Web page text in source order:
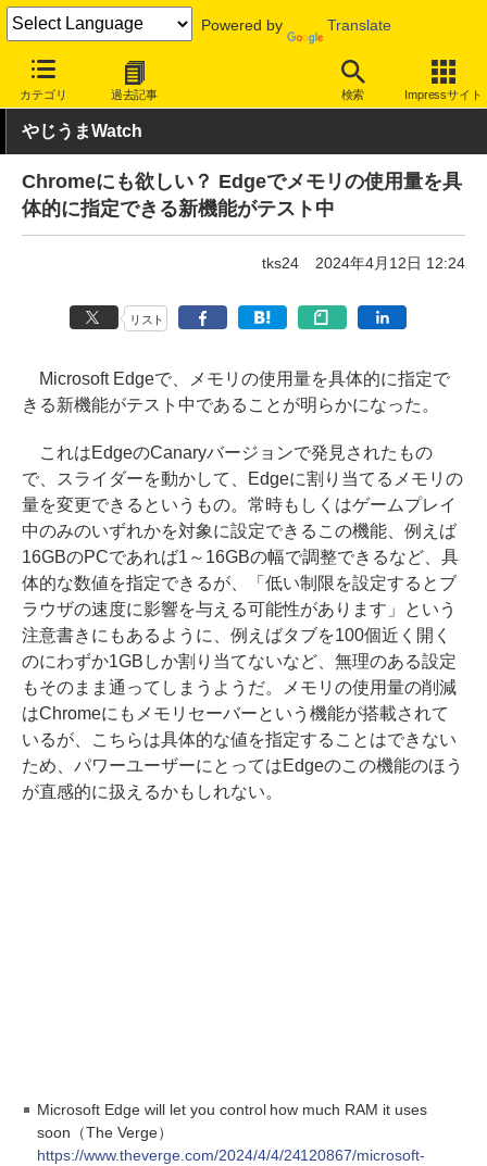
Powered by Translate
カテゴリ 過去記事 検索 Impressサイト
INTERNET Watch サービス/ソフト ソフトウェア PCアプリ
やじうまWatch
Chromeにも欲しい？ Edgeでメモリの使用量を具
体的に指定できる新機能がテスト中
tks24 2024年4月12日 12:24
リスト
Microsoft Edgeで、メモリの使用量を具体的に指定で
きる新機能がテスト中であることが明らかになった。
これはEdgeのCanaryバージョンで発見されたもの
で、スライダーを動かして、Edgeに割り当てるメモリの
量を変更できるというもの。常時もしくはゲームプレイ
中のみのいずれかを対象に設定できるこの機能、例えば
16GBのPCであれば1～16GBの幅で調整できるなど、具
体的な数値を指定できるが、「低い制限を設定するとブ
ラウザの速度に影響を与える可能性があります」という
注意書きにもあるように、例えばタブを100個近く開く
のにわずか1GBしか割り当てないなど、無理のある設定
もそのまま通ってしまうようだ。メモリの使用量の削減
はChromeにもメモリセーバーという機能が搭載されて
いるが、こちらは具体的な値を指定することはできない
ため、パワーユーザーにとってはEdgeのこの機能のほう
が直感的に扱えるかもしれない。
Microsoft Edge will let you control how much RAM it uses
soon（The Verge）
https://www.theverge.com/2024/4/4/24120867/microsoft-